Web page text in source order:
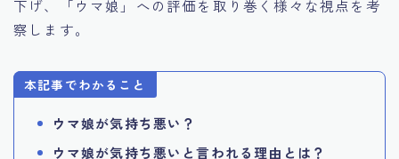
下げ、「ウマ娘」への評価を取り巻く様々な視点を考
察します。
本記事でわかること
ウマ娘が気持ち悪い？
ウマ娘が気持ち悪いと言われる理由とは？